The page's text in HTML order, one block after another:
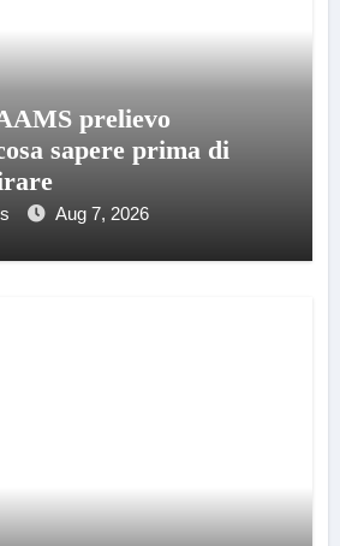
prelievo
sapere prima di
Aug 7, 2026